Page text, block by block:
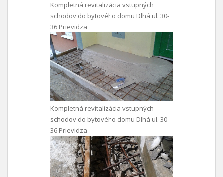
Kompletná revitalizácia vstupných
schodov do bytového domu Dlhá ul. 30-
36 Prievidza
Kompletná revitalizácia vstupných
schodov do bytového domu Dlhá ul. 30-
36 Prievidza